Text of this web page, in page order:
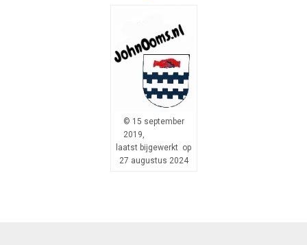
© 15 september
2019,
laatst bijgewerkt op
27 augustus 2024